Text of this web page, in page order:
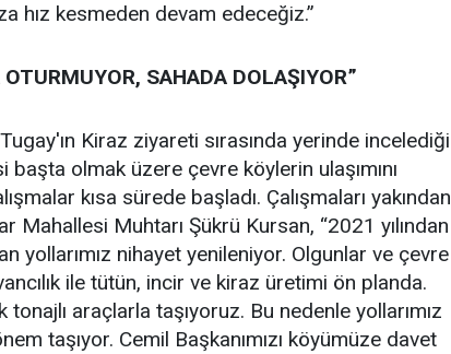
hız kesmeden devam edeceğiz.”
SAHADA DOLAŞIYOR”
Kiraz ziyareti sırasında yerinde incelediği
başta olmak üzere çevre köylerin ulaşımını
kısa sürede başladı. Çalışmaları yakından
Mahallesi Muhtarı Şükrü Kursan, “2021 yılından
yollarımız nihayet yenileniyor. Olgunlar ve çevre
ile tütün, incir ve kiraz üretimi ön planda.
araçlarla taşıyoruz. Bu nedenle yollarımız
taşıyor. Cemil Başkanımızı köyümüze davet